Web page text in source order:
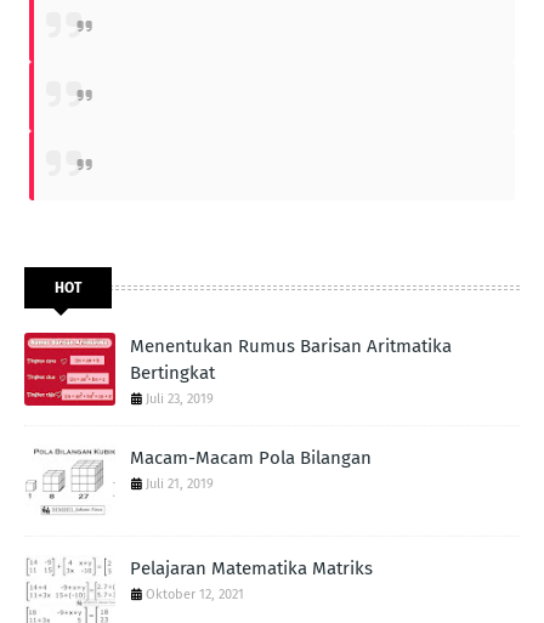
HOT
Menentukan Rumus Barisan Aritmatika
Bertingkat
Juli 23, 2019
Macam-Macam Pola Bilangan
Juli 21, 2019
Pelajaran Matematika Matriks
Oktober 12, 2021